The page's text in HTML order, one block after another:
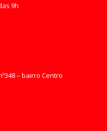
9h
– bairro Centro